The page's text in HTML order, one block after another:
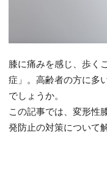
膝に痛みを感じ、歩く
症」。高齢者の方に多
でしょうか。
この記事では、変形性
発防止の対策について